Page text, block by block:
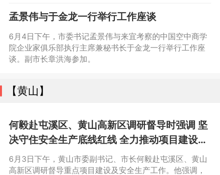
孟景伟与于金龙一行举行工作座谈
6月4日下午，市委书记孟景伟与来宜考察的中国空中商学
院企业家俱乐部执行主席兼秘书长于金龙一行举行工作座
谈。副市长章洪海参加。
【黄山】
何毅赴屯溪区、黄山高新区调研督导时强调 坚
决守住安全生产底线红线 全力推动项目建设提
速增效
6月3日下午，黄山市委副书记、市长何毅赴屯溪区、黄山
高新区调研督导重点项目建设及安全生产工作。他强调，